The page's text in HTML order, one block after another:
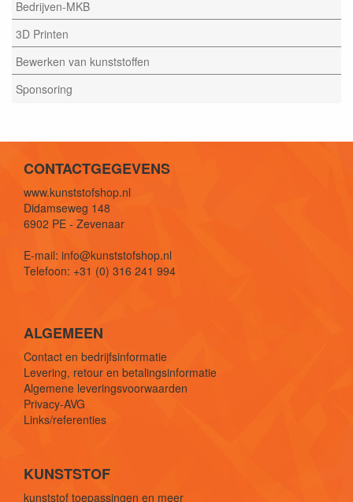
Bedrijven-MKB
3D Printen
Bewerken van kunststoffen
Sponsoring
CONTACTGEGEVENS
www.kunststofshop.nl
Didamseweg 148
6902 PE - Zevenaar
E-mail: info@kunststofshop.nl
Telefoon: +31 (0) 316 241 994
ALGEMEEN
Contact en bedrijfsinformatie
Levering, retour en betalingsinformatie
Algemene leveringsvoorwaarden
Privacy-AVG
Links/referenties
KUNSTSTOF
kunststof toepassingen en meer